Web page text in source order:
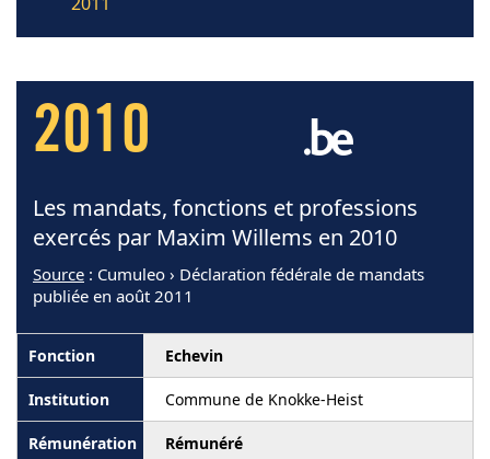
2010
Les mandats, fonctions et professions
exercés par Maxim Willems en 2010
Source : Cumuleo › Déclaration fédérale de mandats
publiée en août 2011
Echevin
Commune de Knokke-Heist
Rémunéré